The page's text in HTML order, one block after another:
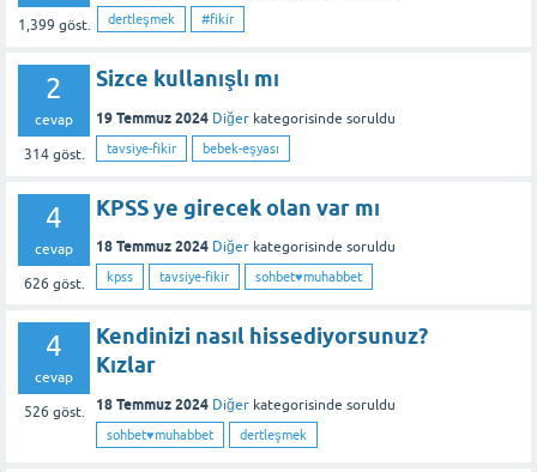
1,399 göst. dertleşmek #fikir
2
cevap
314göst.
Sizce kullanışlı mı
19 Temmuz 2024 Diğer kategorisinde soruldu
tavsiye-fikir bebek-eşyası
4
cevap
626 göst.
KPSS ye girecek olan var mı
18 Temmuz 2024 Diğer kategorisinde soruldu
kpss tavsiye-fikir sohbet♥️muhabbet
4
cevap
526 göst.
Kendinizi nasıl hissediyorsunuz?
Kızlar
18 Temmuz 2024 Diğer kategorisinde soruldu
sohbet♥️muhabbet dertleşmek